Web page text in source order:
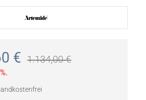
€ 1.134,00€